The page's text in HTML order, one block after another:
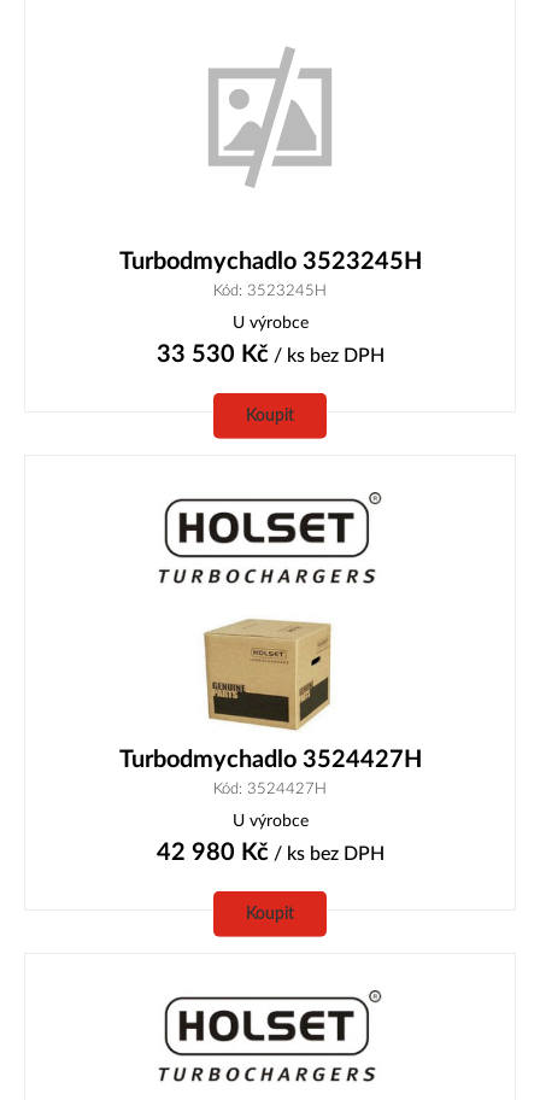
Turbodmychadlo 3523245H
Kód: 3523245H
U výrobce
33 530 Kč/ ks bez DPH
Koupit
Turbodmychadlo 3524427H
Kód: 3524427H
U výrobce
42 980 Kč/ ks bez DPH
Koupit